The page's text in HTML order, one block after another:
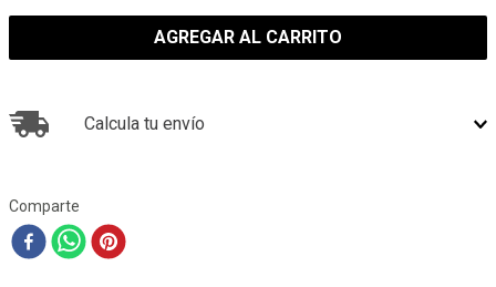
AGREGAR AL CARRITO
Calcula tu envío
Comparte